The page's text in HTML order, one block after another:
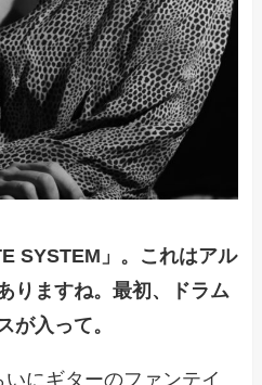
SYSTEM」。これはアル
りますね。最初、ドラム
が入って。
にギターのファンテイ